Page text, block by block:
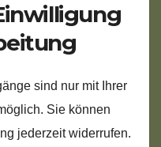
sind nur mit Ihrer
Sie können
jederzeit widerrufen.